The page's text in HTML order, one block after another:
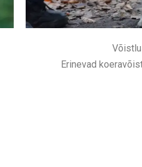
Erinevad